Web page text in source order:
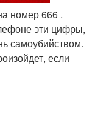
номер 666 .
эти цифры,
самоубийством.
если